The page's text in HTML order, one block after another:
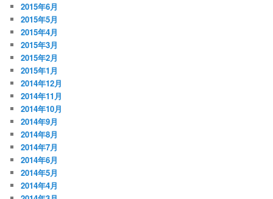
2015年6月
2015年5月
2015年4月
2015年3月
2015年2月
2015年1月
2014年12月
2014年11月
2014年10月
2014年9月
2014年8月
2014年7月
2014年6月
2014年5月
2014年4月